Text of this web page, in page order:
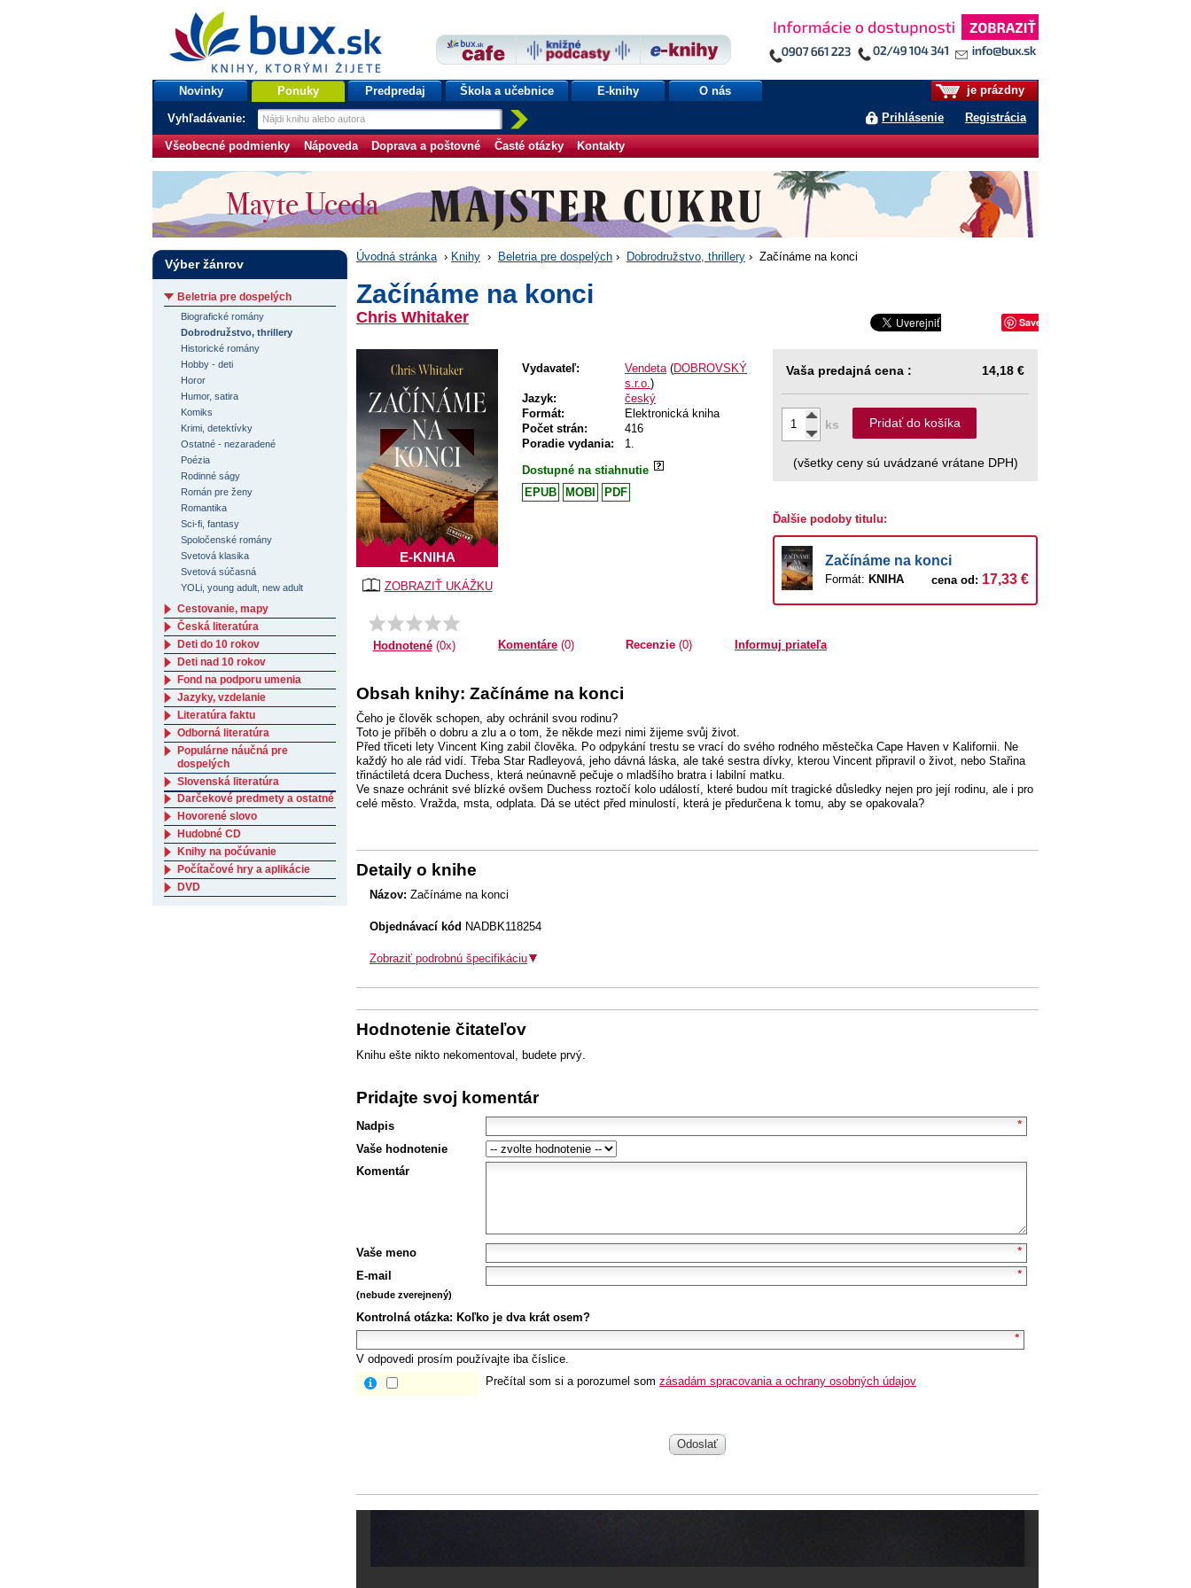
bux.sk
knihy, ktorými žijete
Úvodná stránka
je prázdny
Prihlásenie Registrácia
Novinky Ponuky Predpredaj Škola a učebnice E-knihy O nás
Vyhľadávanie:
Všeobecné podmienky Nápoveda Doprava a poštovné Časté otázky Kontakty
Úvodná stránka › Knihy › Beletria pre dospelých › Dobrodružstvo, thrillery › Začínáme na konci
Začínáme na konci
Chris Whitaker Save
ZOBRAZIŤ UKÁŽKU
E-KNIHA
Vydavateľ: Vendeta(DOBROVSKÝ
s.r.o.)
Jazyk:
český
Formát:
Elektronická kniha
Počet strán:
416
Poradie vydania:
1.
Dostupné na stiahnutie
EPUB
MOBI PDF
Vaša predajná cena : 14,18 €
ks Pridať do košíka
(všetky ceny sú uvádzané vrátane DPH)
Ďalšie podoby titulu:
Začínáme na konci
Formát: KNIHA cena od: 17,33 €
Hodnotené(0x) Komentáre (0) Recenzie(0) Informuj priateľa
Obsah knihy: Začínáme na konci
Čeho je člověk schopen, aby ochránil svou rodinu?
Toto je příběh o dobru a zlu a o tom, že někde mezi nimi žijeme svůj život.
Před třiceti lety Vincent King zabil člověka. Po odpykání trestu se vrací do svého rodného městečka Cape Haven v Kalifornii. Ne
každý ho ale rád vidí. Třeba Star Radleyová, jeho dávná láska, ale také sestra dívky, kterou Vincent připravil o život, nebo Stařina
třináctiletá dcera Duchess, která neúnavně pečuje o mladšího bratra i labilní matku.
Ve snaze ochránit své blízké ovšem Duchess roztočí kolo událostí, které budou mít tragické důsledky nejen pro její rodinu, ale i pro
celé město. Vražda, msta, odplata. Dá se utéct před minulostí, která je předurčena k tomu, aby se opakovala?
Detaily o knihe
Názov: Začínáme na konci
Objednávací kód NADBK118254
Zobraziť podrobnú špecifikáciu
Hodnotenie čitateľov
Knihu ešte nikto nekomentoval, budete prvý.
Pridajte svoj komentár
Nadpis
Vaše hodnotenie
Komentár
Vaše meno
E-mail
(nebude zverejnený)
Kontrolná otázka: Koľko je dva krát osem?
V odpovedi prosím používajte iba číslice.
Prečítal som si a porozumel som zásadám spracovania a ochrany osobných údajov
Odoslať
Výber žánrov
Beletria pre dospelých
Biografické romány
Dobrodružstvo, thrillery
Historické romány
Hobby - deti
Horor
Humor, satira
Komiks
Krimi, detektívky
Ostatné - nezaradené
Poézia
Rodinné ságy
Román pre ženy
Romantika
Sci-fi, fantasy
Spoločenské romány
Svetová klasika
Svetová súčasná
YOLi, young adult, new adult
Cestovanie, mapy
Česká literatúra
Deti do 10 rokov
Deti nad 10 rokov
Fond na podporu umenia
Jazyky, vzdelanie
Literatúra faktu
Odborná literatúra
Populárne náučná pre
dospelých
Slovenská literatúra
Darčekové predmety a ostatné
Hovorené slovo
Hudobné CD
Knihy na počúvanie
Počítačové hry a aplikácie
DVD